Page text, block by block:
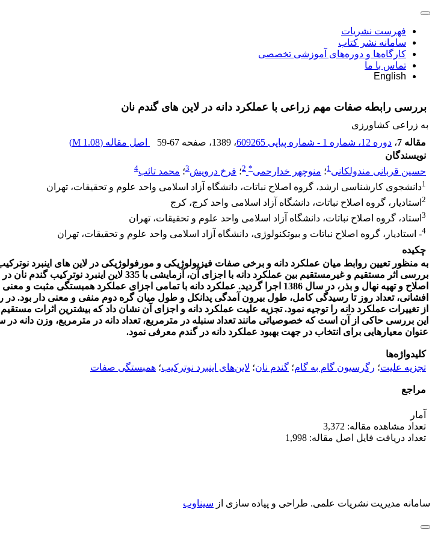
فهرست نشریات
سامانه نشر کتاب
کارگاه‌ها و دوره‌های آموزشی تخصصی
تماس با ما
English
بررسی رابطه صفات مهم زراعی با عملکرد دانه در لاین های گندم نان
به زراعی کشاورزی
مقاله 7
، دوره 12، شماره 1 - شماره پیاپی 609265 ، 1389 ، صفحه 59-67 اصل مقاله (1.08 M
)
نویسندگان
حسین قربانی مندولکانی1؛ منوچهر خدارحمی*
2؛ فرخ درویش3؛ محمد تائب4
1دانشجوی کارشناسی ارشد، گروه اصلاح نباتات، دانشگاه آزاد اسلامی واحد علوم و تحقیقات، تهران
2 استادیار، گروه اصلاح نباتات، دانشگاه آزاد اسلامی واحد کرج، کرج
3 استاد، گروه اصلاح نباتات، دانشگاه آزاد اسلامی واحد علوم و تحقیقات، تهران
4- استادیار، گروه اصلاح نباتات و بیوتکنولوژی، دانشگاه آزاد اسلامی واحد علوم و تحقیقات، تهران
چکیده
به منظور تعیین روابط میان عملکرد دانه و برخی صفات فیزیولوژیکی و مورفولوژیکی در لاین های اینبرد
بررسی اثر مستقیم و غیرمستقیم بین عملکرد دانه
اصلاح و تهیه نهال و بذر، در سال 1386 اجرا گردید. عملکرد دانه با تمامی اجزای
افشانی، تعداد روز تا رسیدگی کامل، طول بیرون آمدگی پدانکل و طول میان گره دوم منفی و معنی دار بود.
این بررسی حاکی از آن است که خصوصیاتی مانند تعداد سنبله در مترمربع، تعداد دانه در مترمربع، وزن دانه
عنوان معیارهایی برای انتخاب در جهت بهبود عملکرد دانه در گندم معرفی نمود.
کلیدواژه‌ها
تجزیه علیت؛ رگرسیون گام به گام؛ گندم نان؛ لاین‌های اینبرد نوترکیب؛ همبستگی صفات
مراجع
آمار
تعداد مشاهده مقاله: 3,372
تعداد دریافت فایل اصل مقاله: 1,998
سامانه مدیریت نشریات علمی. طراحی و پیاده سازی از سیناوب